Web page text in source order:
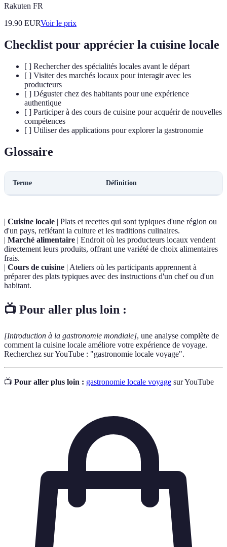
Rakuten FR
19.90 EURVoir le prix
Checklist pour apprécier la cuisine locale
[ ] Rechercher des spécialités locales avant le départ
[ ] Visiter des marchés locaux pour interagir avec les
producteurs
[ ] Déguster chez des habitants pour une expérience
authentique
[ ] Participer à des cours de cuisine pour acquérir de nouvelles
compétences
[ ] Utiliser des applications pour explorer la gastronomie
Glossaire
Terme Définition
| Cuisine locale | Plats et recettes qui sont typiques d'une région ou
d'un pays, reflétant la culture et les traditions culinaires.
| Marché alimentaire | Endroit où les producteurs locaux vendent
directement leurs produits, offrant une variété de choix alimentaires
frais.
| Cours de cuisine | Ateliers où les participants apprennent à
préparer des plats typiques avec des instructions d'un chef ou d'un
habitant.
📺 Pour aller plus loin :
[Introduction à la gastronomie mondiale], une analyse complète de
comment la cuisine locale améliore votre expérience de voyage.
Recherchez sur YouTube : "gastronomie locale voyage".
📺 Pour aller plus loin : gastronomie locale voyage sur YouTube